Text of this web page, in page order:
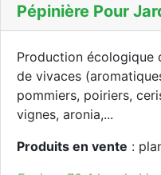
Pépinière Pour
Production écologique
de vivaces
pommiers, poiriers,
vignes, aronia,...
Produits en vente :